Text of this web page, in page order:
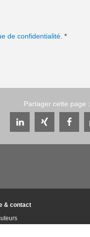
de confidentialité. *
Partager cette page :
& contact